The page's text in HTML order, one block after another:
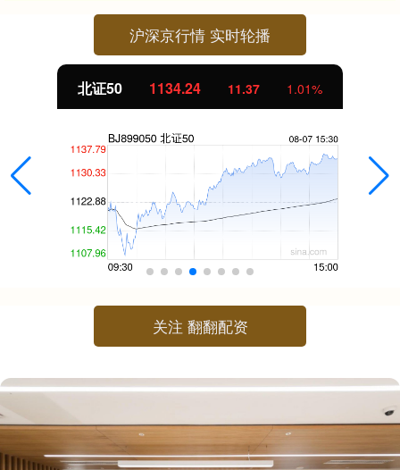
沪深京行情 实时轮播
北证50 1134.24 11.37 1.01%
关注 翻翻配资